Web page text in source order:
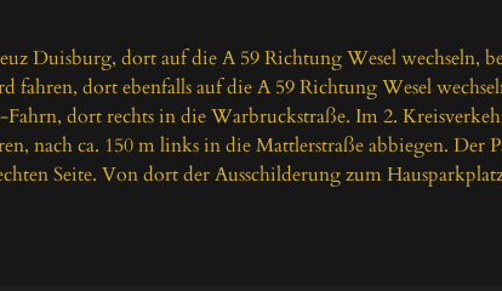
Duisburg, dort auf die A 59 Richtung Wesel wechseln,
fahren, dort ebenfalls auf die A 59 Richtung Wesel
dort rechts in die Warbruckstraße. Im 2.
nach ca. 150 m links in die Mattlerstraße abbiegen. Der
Seite. Von dort der Ausschilderung zum